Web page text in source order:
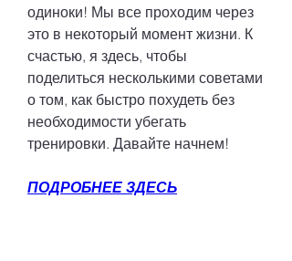
одиноки! Мы все проходим через
это в некоторый момент жизни. К
счастью, я здесь, чтобы
поделиться несколькими советами
о том, как быстро похудеть без
необходимости убегать
тренировки. Давайте начнем!
ПОДРОБНЕЕ ЗДЕСЬ